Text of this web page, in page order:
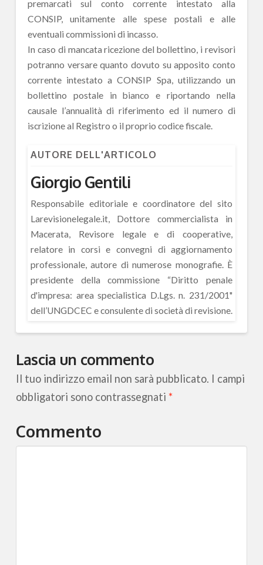
premarcati sul conto corrente intestato alla
CONSIP, unitamente alle spese postali e alle
eventuali commissioni di incasso.
In caso di mancata ricezione del bollettino, i revisori
potranno versare quanto dovuto su apposito conto
corrente intestato a CONSIP Spa, utilizzando un
bollettino postale in bianco e riportando nella
causale l’annualità di riferimento ed il numero di
iscrizione al Registro o il proprio codice fiscale.
AUTORE DELL'ARTICOLO
Giorgio Gentili
Responsabile editoriale e coordinatore del sito
Larevisionelegale.it, Dottore commercialista in
Macerata, Revisore legale e di cooperative,
relatore in corsi e convegni di aggiornamento
professionale, autore di numerose monografie. È
presidente della commissione “Diritto penale
d'impresa: area specialistica D.Lgs. n. 231/2001"
dell’UNGDCEC e consulente di società di revisione.
Lascia un commento
Il tuo indirizzo email non sarà pubblicato. I campi
obbligatori sono contrassegnati *
Commento